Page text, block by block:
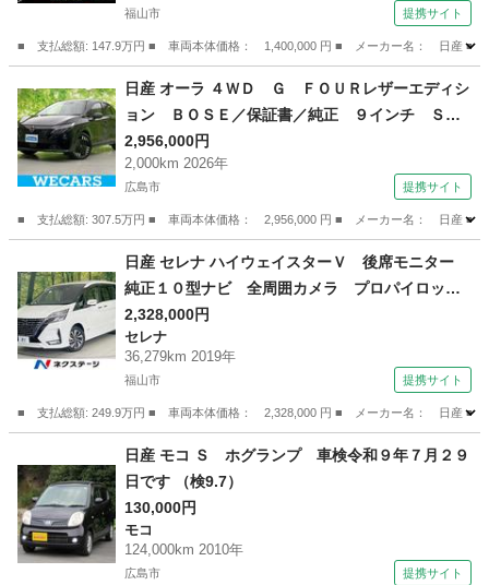
福山市 提携サイト
■ 支払総額: 147.9万円 ■ 車両本体価格： 1,400,000 円 ■ メーカー名： 日産 ■
デイズ
日産 オーラ ４ＷＤ Ｇ ＦＯＵＲレザーエディシ
ョン ＢＯＳＥ／保証書／純正 ９インチ ＳＤ
ナビ／衝突安全装置／シートヒーター／アラウン
ドビューモニター／車線逸脱防止支援システム／
シート 合皮／プロパイロット／ヘッドランプ
ＬＥＤ／ＥＴＣ２．０ （検11.2）
2,956,000円
2,000km 2026年
広島市 提携サイト
■ 支払総額: 307.5万円 ■ 車両本体価格： 2,956,000 円 ■ メーカー名： 日産
日産
日産 セレナ ハイウェイスターＶ 後席モニター
純正１０型ナビ 全周囲カメラ プロパイロッ
ト 両側電動ドア 衝突軽減 禁煙車 レーダー
クルーズ ＢＳＭ シート／ステアリングヒータ
ー ドラレコ ＥＴＣ Ｂｌｕｅｔｏｏｔｈ フ
2,328,000円
セレナ
36,279km 2019年
福山市 提携サイト
■ 支払総額: 249.9万円 ■ 車両本体価格： 2,328,000 円 ■ メーカー名： 日産
セレナ
日産 モコ Ｓ ホグランプ 車検令和９年７月２９
日です （検9.7）
130,000円
モコ
124,000km 2010年
広島市 提携サイト